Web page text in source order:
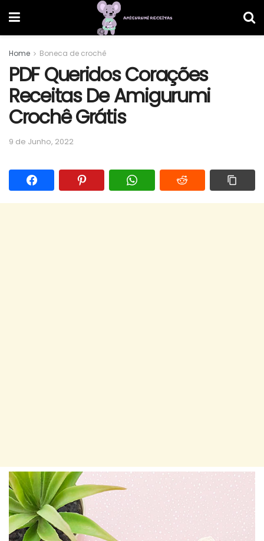
Home Boneca de crochê
PDF Queridos Corações
Receitas De Amigurumi
Crochê Grátis
9 de Junho, 2022